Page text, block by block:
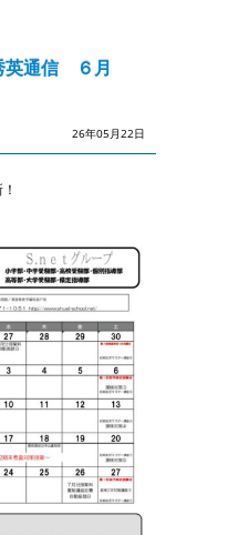
英通信 ６月
26年05月22日